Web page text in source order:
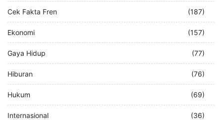
Cek Fakta Fren (187)
Ekonomi (157)
Gaya Hidup (77)
Hiburan (76)
Hukum (69)
Internasional (36)